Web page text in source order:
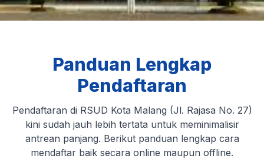
Panduan Lengkap
Pendaftaran
Pendaftaran di RSUD Kota Malang (Jl. Rajasa No. 27)
kini sudah jauh lebih tertata untuk meminimalisir
antrean panjang. Berikut panduan lengkap cara
mendaftar baik secara online maupun offline.